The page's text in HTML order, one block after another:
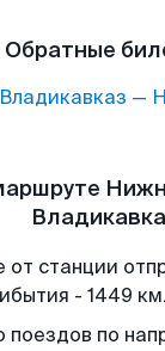
Обратные
Владикавказ —
от станции
- 1449 км.
поездов по